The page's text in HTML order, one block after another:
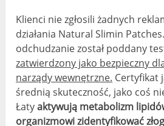
Klienci nie zgłosili żadnych
działania Natural Slimin
odchudzanie został poddany
zatwierdzony jako bezpieczny
narządy wewnętrzne. Certyfikat
średnią skuteczność, jako coś
Łatyaktywują metabolizm
organizmowi zidentyfikować